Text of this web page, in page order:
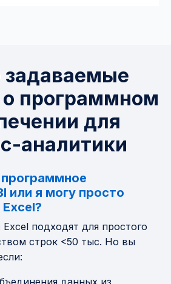
задаваемые
программном
для
аналитики
или я могу просто
подходят для простого
строк <50 тыс. Но вы